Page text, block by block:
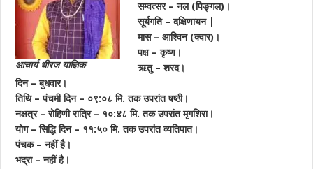
आचार्य धीरज याज्ञिक
सम्वत्सर – नल (पिङ्गल)।
सूर्यगति – दक्षिणायन |
मास – आश्विन (क्वार)।
पक्ष – कृष्ण।
ऋतु – शरद।
दिन – बुधवार।
तिथि – पंचमी दिन – ०९:०८ मि. तक उपरांत षष्ठी।
नक्षत्र – रोहिणी रात्रि – १०:४८ मि. तक उपरांत मृगशिरा।
योग – सिद्धि दिन – ११:५० मि. तक उपरांत व्यतिपात।
पंचक – नहीं है।
भद्रा – नहीं है।